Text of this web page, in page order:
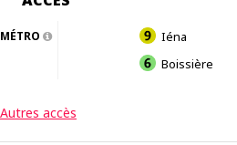
MÉTRO
Iéna
Boissière
Autres accès